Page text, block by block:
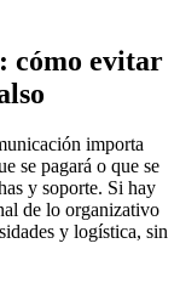
cómo evitar
importa
se pagará o que se
y soporte. Si hay
de lo organizativo
y logística, sin